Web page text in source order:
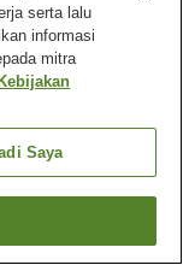
otomatis
serta lalu
informasi
mitra
Kebijakan
Saya